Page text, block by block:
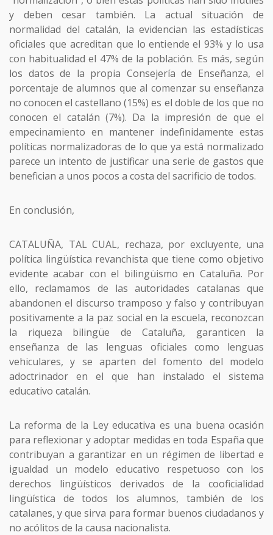
y deben cesar también. La actual situación de
normalidad del catalán, la evidencian las estadísticas
oficiales que acreditan que lo entiende el 93% y lo usa
con habitualidad el 47% de la población. Es más, según
los datos de la propia Consejería de Enseñanza, el
porcentaje de alumnos que al comenzar su enseñanza
no conocen el castellano (15%) es el doble de los que no
conocen el catalán (7%). Da la impresión de que el
empecinamiento en mantener indefinidamente estas
políticas normalizadoras de lo que ya está normalizado
parece un intento de justificar una serie de gastos que
benefician a unos pocos a costa del sacrificio de todos.
En conclusión,
CATALUÑA, TAL CUAL, rechaza, por excluyente, una
política lingüística revanchista que tiene como objetivo
evidente acabar con el bilingüismo en Cataluña. Por
ello, reclamamos de las autoridades catalanas que
abandonen el discurso tramposo y falso y contribuyan
positivamente a la paz social en la escuela, reconozcan
la riqueza bilingüe de Cataluña, garanticen la
enseñanza de las lenguas oficiales como lenguas
vehiculares, y se aparten del fomento del modelo
adoctrinador en el que han instalado el sistema
educativo catalán.
La reforma de la Ley educativa es una buena ocasión
para reflexionar y adoptar medidas en toda España que
contribuyan a garantizar en un régimen de libertad e
igualdad un modelo educativo respetuoso con los
derechos lingüísticos derivados de la cooficialidad
lingüística de todos los alumnos, también de los
catalanes, y que sirva para formar buenos ciudadanos y
no acólitos de la causa nacionalista.